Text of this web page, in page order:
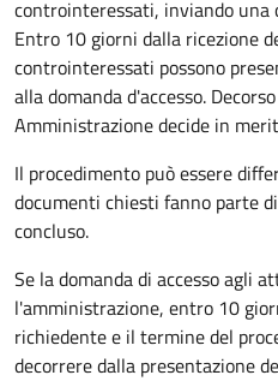
controinteressati, inviando una
Entro 10 giorni dalla ricezione
controinteressati possono
alla domanda d'accesso.
Amministrazione decide in
Il procedimento può essere
documenti chiesti fanno parte
concluso.
Se la domanda di accesso agli
l'amministrazione, entro 10
richiedente e il termine del
decorrere dalla presentazione